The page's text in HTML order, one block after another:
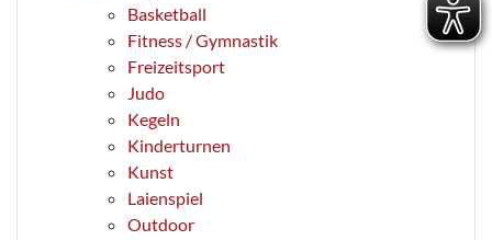
Basketball
Fitness / Gymnastik
Freizeitsport
Judo
Kegeln
Kinderturnen
Kunst
Laienspiel
Outdoor